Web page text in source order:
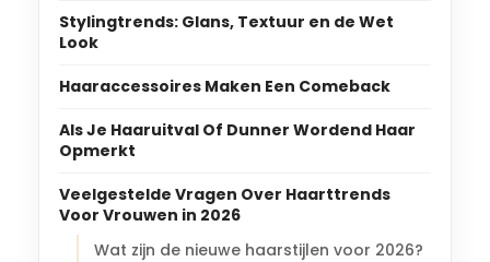
Stylingtrends: Glans, Textuur en de Wet
Look
Haaraccessoires Maken Een Comeback
Als Je Haaruitval Of Dunner Wordend Haar
Opmerkt
Veelgestelde Vragen Over Haarttrends
Voor Vrouwen in 2026
Wat zijn de nieuwe haarstijlen voor 2026?